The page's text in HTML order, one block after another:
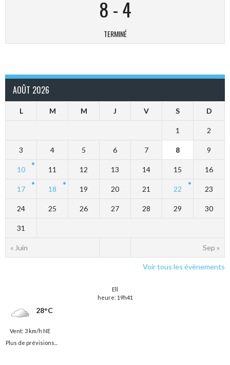
8 -4
TERMINÉ
AOÛT 2026
L M M J V S D
« Juin Sep »
1 2
3 4 5 6 7 8 9
10 11 12 13 14 15 16
17 18 19 20 21 22 23
24 25 26 27 28 29 30
31
Voir tous les évènements
Ell
heure: 19h41
28°C
Vent: 3 km/h NE
Plus de prévisions...